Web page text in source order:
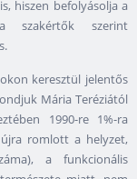
hiszen befolyásolja a
szakértők szerint
keresztül jelentős
Mária Teréziától
1990-re 1%-ra
romlott a helyzet,
a funkcionális